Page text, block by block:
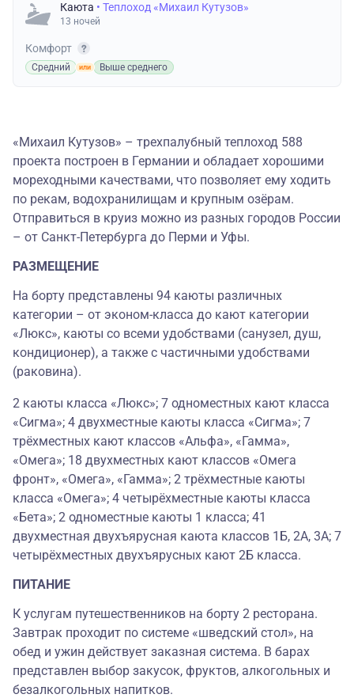
Каюта • Теплоход «Михаил Кутузов»
13 ночей
Комфорт
Средний Выше среднего
«Михаил Кутузов» – трехпалубный теплоход 588
проекта построен в Германии и обладает хорошими
мореходными качествами, что позволяет ему ходить
по рекам, водохранилищам и крупным озёрам.
Отправиться в круиз можно из разных городов России
– от Санкт-Петербурга до Перми и Уфы.
РАЗМЕЩЕНИЕ
На борту представлены 94 каюты различных
категории – от эконом-класса до кают категории
«Люкс», каюты со всеми удобствами (санузел, душ,
кондиционер), а также с частичными удобствами
(раковина).
2 каюты класса «Люкс»; 7 одноместных кают класса
«Сигма»; 4 двухместные каюты класса «Сигма»; 7
трёхместных кают классов «Альфа», «Гамма»,
«Омега»; 18 двухместных кают классов «Омега
фронт», «Омега», «Гамма»; 2 трёхместные каюты
класса «Омега»; 4 четырёхместные каюты класса
«Бета»; 2 одноместные каюты 1 класса; 41
двухместная двухъярусная каюта классов 1Б, 2А, 3А; 7
четырёхместных двухъярусных кают 2Б класса.
ПИТАНИЕ
К услугам путешественников на борту 2 ресторана.
Завтрак проходит по системе «шведский стол», на
обед и ужин действует заказная система. В барах
представлен выбор закусок, фруктов, алкогольных и
безалкогольных напитков.